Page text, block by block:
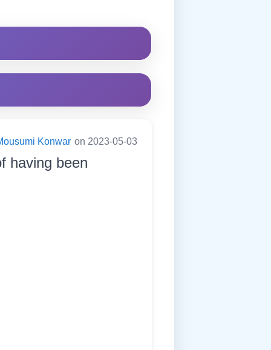
Konwar on 2023-05-03
having been